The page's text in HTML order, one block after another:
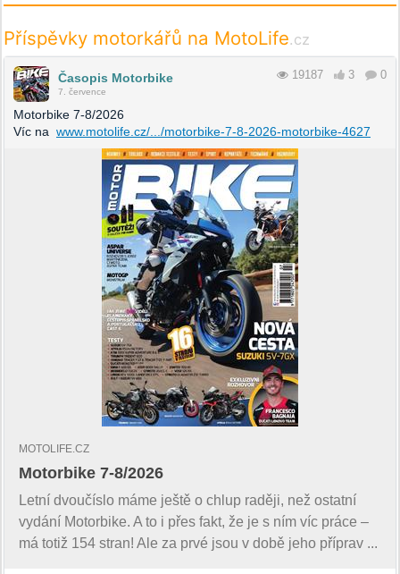
Příspěvky motorkářů na MotoLife.cz
Časopis Motorbike
7. července
19187 3 0
Motorbike 7-8/2026
Víc na www.motolife.cz/.../motorbike-7-8-2026-motorbike-4627
MOTOLIFE.CZ
Motorbike 7-8/2026
Letní dvoučíslo máme ještě o chlup raději, než ostatní
vydání Motorbike. A to i přes fakt, že je s ním víc práce –
má totiž 154 stran! Ale za prvé jsou v době jeho příprav ...